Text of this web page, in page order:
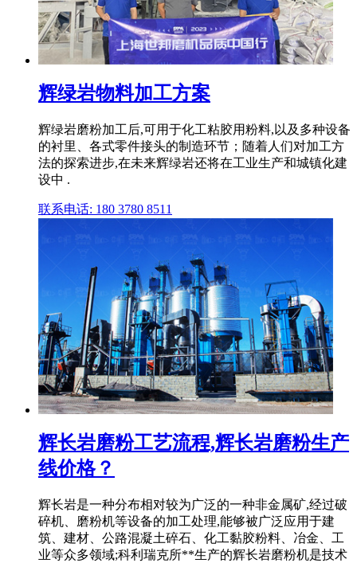
辉绿岩物料加工方案
辉绿岩磨粉加工后,可用于化工粘胶用粉料,以及多种设备
的衬里、各式零件接头的制造环节；随着人们对加工方
法的探索进步,在未来辉绿岩还将在工业生产和城镇化建
设中 .
联系电话: 180 3780 8511
辉长岩磨粉工艺流程,辉长岩磨粉生产
线价格？
辉长岩是一种分布相对较为广泛的一种非金属矿,经过破
碎机、磨粉机等设备的加工处理,能够被广泛应用于建
筑、建材、公路混凝土碎石、化工黏胶粉料、冶金、工
业等众多领域;科利瑞克所**生产的辉长岩磨粉机是技术